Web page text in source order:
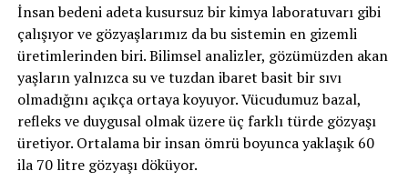
İnsan bedeni adeta kusursuz bir kimya laboratuvarı gibi
çalışıyor ve gözyaşlarımız da bu sistemin en gizemli
üretimlerinden biri. Bilimsel analizler, gözümüzden akan
yaşların yalnızca su ve tuzdan ibaret basit bir sıvı
olmadığını açıkça ortaya koyuyor. Vücudumuz bazal,
refleks ve duygusal olmak üzere üç farklı türde gözyaşı
üretiyor. Ortalama bir insan ömrü boyunca yaklaşık 60
ila 70 litre gözyaşı döküyor.